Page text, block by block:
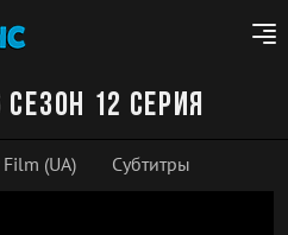
12 серия
Film (UA) Субтитры